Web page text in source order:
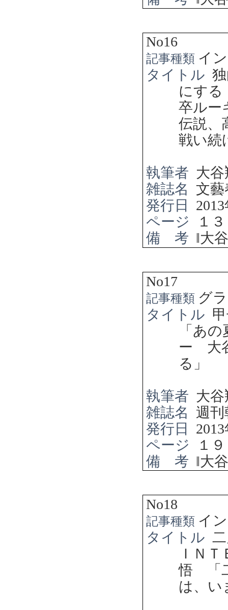
No16
記事種類 イ
タイトル
にす
卒ル
伝説、
戦い続
執筆者 大
雑誌名 文藝
発行日
2013
ページ
１
備 考 ‖大
No17
記事種類 グ
タイトル
「あ
ー 大
る」
執筆者 大
雑誌名
週
発行日
2013
ページ
１
備 考 ‖大
No18
記事種類 イ
タイトル
ＩＮ
悟 「
は、い